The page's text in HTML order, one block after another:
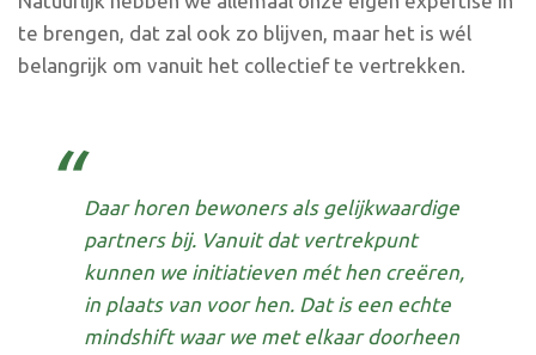
te brengen, dat zal ook zo blijven, maar het is wél
belangrijk om vanuit het collectief te vertrekken.
Daar horen bewoners als gelijkwaardige
partners bij. Vanuit dat vertrekpunt
kunnen we initiatieven mét hen creëren,
in plaats van voor hen. Dat is een echte
mindshift waar we met elkaar doorheen